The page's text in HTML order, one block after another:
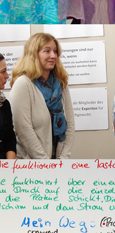
zur
in Stein
Kinder
Dialog mit
unsere
beibalance
nachgedacht,
beschrieben
ist ein
Papier.
Sie es hier
in
Leider
aus, da